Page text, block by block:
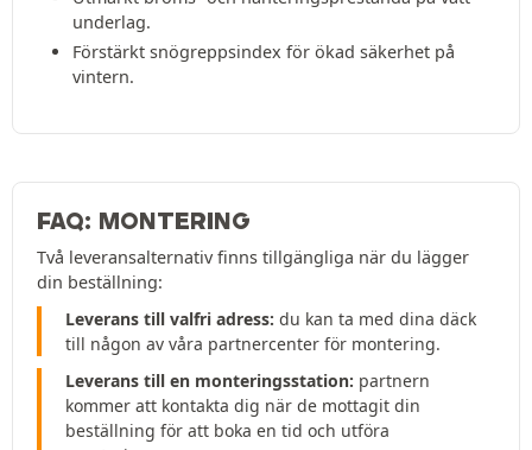
underlag.
Förstärkt snögreppsindex för ökad säkerhet på
vintern.
FAQ: MONTERING
Två leveransalternativ finns tillgängliga när du lägger
din beställning:
Leverans till valfri adress: du kan ta med dina däck
till någon av våra partnercenter för montering.
Leverans till en monteringsstation: partnern
kommer att kontakta dig när de mottagit din
beställning för att boka en tid och utföra